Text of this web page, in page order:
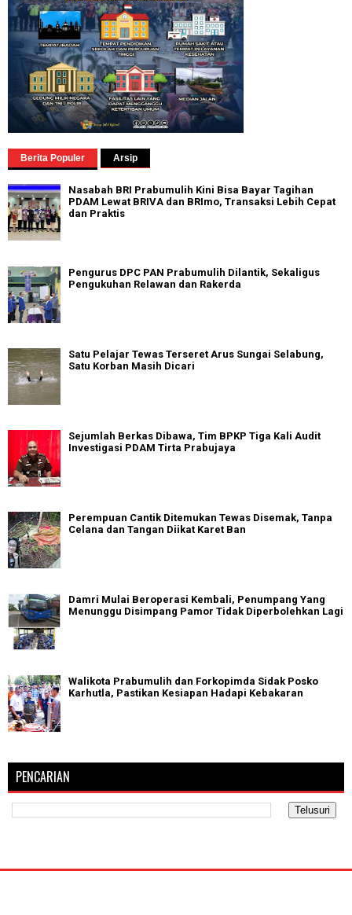
Berita Populer Arsip
Nasabah BRI Prabumulih Kini Bisa Bayar Tagihan
PDAM Lewat BRIVA dan BRImo, Transaksi Lebih Cepat
dan Praktis
Pengurus DPC PAN Prabumulih Dilantik, Sekaligus
Pengukuhan Relawan dan Rakerda
Satu Pelajar Tewas Terseret Arus Sungai Selabung,
Satu Korban Masih Dicari
Sejumlah Berkas Dibawa, Tim BPKP Tiga Kali Audit
Investigasi PDAM Tirta Prabujaya
Perempuan Cantik Ditemukan Tewas Disemak, Tanpa
Celana dan Tangan Diikat Karet Ban
Damri Mulai Beroperasi Kembali, Penumpang Yang
Menunggu Disimpang Pamor Tidak Diperbolehkan Lagi
Walikota Prabumulih dan Forkopimda Sidak Posko
Karhutla, Pastikan Kesiapan Hadapi Kebakaran
PENCARIAN